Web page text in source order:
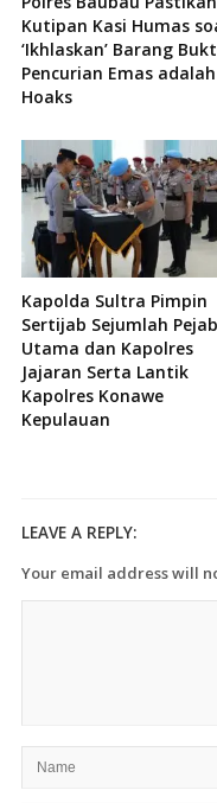
Kutipan Kasi Humas
‘Ikhlaskan’ Barang
Pencurian Emas adalah
Hoaks
Kapolda Sultra Pimpin
Sertijab Sejumlah
Utama dan Kapolres
Jajaran Serta Lantik
Kapolres Konawe
Kepulauan
LEAVE A REPLY:
Your email address will